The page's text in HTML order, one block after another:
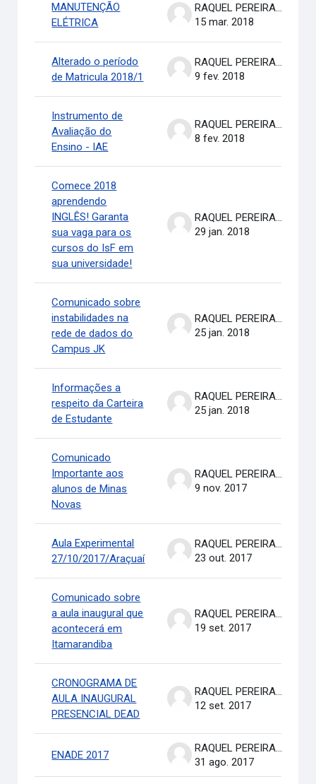
MANUTENÇÃO
ELÉTRICA
RAQUEL PEREIRA DE ARRUDA
15 mar. 2018
Alterado o período
de Matricula 2018/1
RAQUEL PEREIRA DE ARRUDA
9 fev. 2018
Instrumento de
Avaliação do
Ensino - IAE
RAQUEL PEREIRA DE ARRUDA
8 fev. 2018
Comece 2018
aprendendo
INGLÊS! Garanta
sua vaga para os
cursos do IsF em
sua universidade!
RAQUEL PEREIRA DE ARRUDA
29 jan. 2018
Comunicado sobre
instabilidades na
rede de dados do
Campus JK
RAQUEL PEREIRA DE ARRUDA
25 jan. 2018
Informações a
respeito da Carteira
de Estudante
RAQUEL PEREIRA DE ARRUDA
25 jan. 2018
Comunicado
Importante aos
alunos de Minas
Novas
RAQUEL PEREIRA DE ARRUDA
9 nov. 2017
Aula Experimental
27/10/2017/Araçuaí
RAQUEL PEREIRA DE ARRUDA
23 out. 2017
Comunicado sobre
a aula inaugural que
acontecerá em
Itamarandiba
RAQUEL PEREIRA DE ARRUDA
19 set. 2017
CRONOGRAMA DE
AULA INAUGURAL
PRESENCIAL DEAD
RAQUEL PEREIRA DE ARRUDA
12 set. 2017
ENADE 2017
RAQUEL PEREIRA DE ARRUDA
31 ago. 2017